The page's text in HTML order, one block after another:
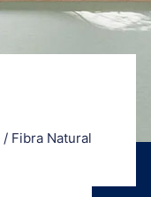
/ Fibra Natural